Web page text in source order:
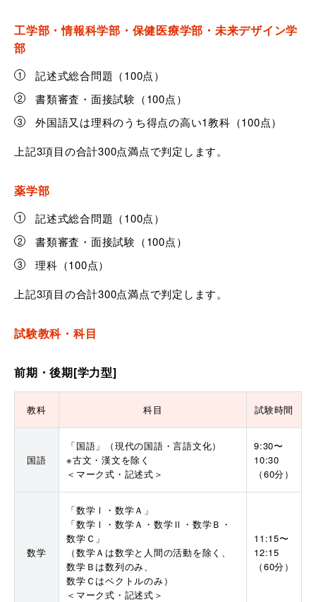
工学部・情報科学部・保健医療学部・未来デザイン学
部
記述式総合問題（100点）
書類審査・面接試験（100点）
外国語又は理科のうち得点の高い1教科（100点）
上記3項目の合計300点満点で判定します。
薬学部
記述式総合問題（100点）
書類審査・面接試験（100点）
理科（100点）
上記3項目の合計300点満点で判定します。
試験教科・科目
前期・後期[学力型]
教科 科目 試験時間
国語
「国語」（現代の国語・言語文化）
※古文・漢文を除く
＜マーク式・記述式＞
9:30〜
10:30
（60分）
数学
「数学Ⅰ・数学Ａ」
「数学Ⅰ・数学Ａ・数学Ⅱ・数学Ｂ・
数学Ｃ」
（数学Ａは数学と人間の活動を除く、
数学Ｂは数列のみ、
数学Ｃはベクトルのみ）
＜マーク式・記述式＞
11:15〜
12:15
（60分）